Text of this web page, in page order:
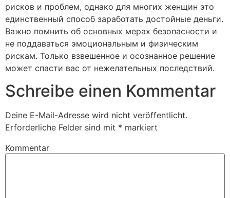
рисков и проблем, однако для многих женщин это
единственный способ заработать достойные деньги.
Важно помнить об основных мерах безопасности и
не поддаваться эмоциональным и физическим
рискам. Только взвешенное и осознанное решение
может спасти вас от нежелательных последствий.
Schreibe einen Kommentar
Deine E-Mail-Adresse wird nicht veröffentlicht.
Erforderliche Felder sind mit * markiert
Kommentar